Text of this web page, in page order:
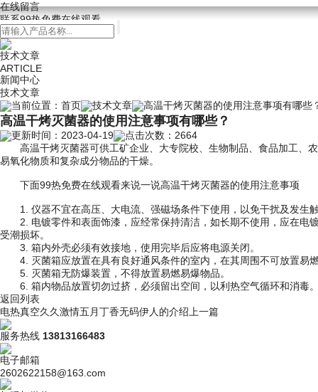
在线留言
联系99热免费在线观看
技术文章
ARTICLE
新闻中心
技术文章
当前位置： 首页 技术文章 高温干烤灭菌器的使用注意事项有哪些
高温干烤灭菌器的使用注意事项有哪些？
更新时间：2023-04-19
点击次数：2664
高温干烤灭菌器可供工矿企业、大专院校、生物制品、食品加工、
易氧化物质和复杂成分物品的干燥。
下面99热免费在线观看来说一说高温干烤灭菌器的使用注意事项
1. 仪器不宜在高压、大电流、强磁场条件下使用，以免干扰及发生
2. 电镀零件和表面饰漆，应经常保持清洁，如长期不使用，应在电
受潮损坏。
3. 箱内外壳必须有效接地，使用完毕后应将电源关闭。
4. 灭菌箱应放置在具有良好通风条件的室内，在其周围不可放置易
5. 灭菌箱无防爆装置，不得放置易燃易爆物品。
6. 箱内物品放置切勿过挤，必须留出空间，以利热空气循环和消毒
返回列表
电热真空久久激情五月丁香无码伊人的介绍 上一篇
服务热线 13813166483
电子邮箱
2602622158@163.com